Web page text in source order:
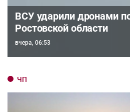
ВСУ ударили дронами
Ростовской области
вчера, 06:53
ЧП